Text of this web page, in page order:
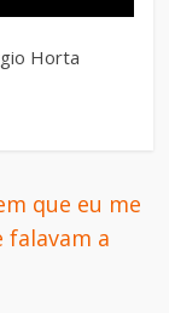
Horta
que eu me
falavam a